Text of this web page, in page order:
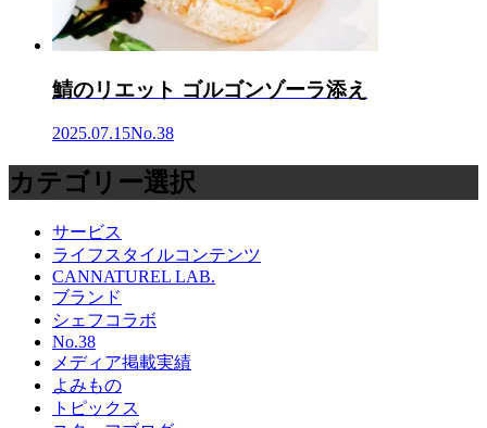
鯖のリエット ゴルゴンゾーラ添え
2025.07.15No.38
カテゴリー選択
サービス
ライフスタイルコンテンツ
CANNATUREL LAB.
ブランド
シェフコラボ
No.38
メディア掲載実績
よみもの
トピックス